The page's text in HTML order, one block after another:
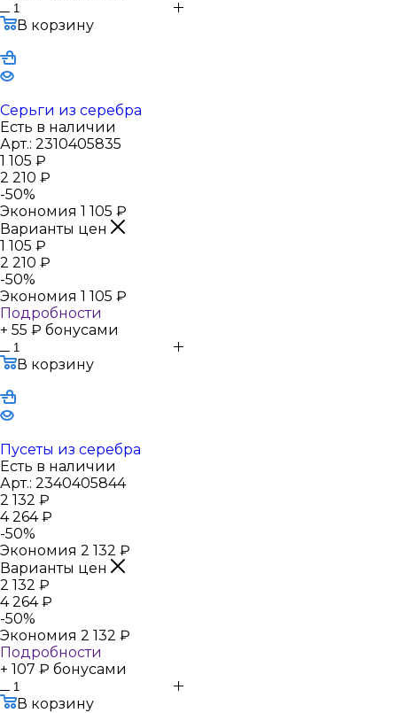
В корзину
Серьги из серебра
Есть в наличии
Арт.: 2310405835
1 105 ₽
2 210 ₽
-50%
Экономия 1 105 ₽
Варианты цен
1 105 ₽
2 210 ₽
-50%
Экономия 1 105 ₽
Подробности
+ 55 ₽ бонусами
В корзину
Пусеты из серебра
Есть в наличии
Арт.: 2340405844
2 132 ₽
4 264₽
-50%
Экономия 2 132 ₽
Варианты цен
2 132 ₽
4 264₽
-50%
Экономия 2 132 ₽
Подробности
+ 107 ₽ бонусами
В корзину